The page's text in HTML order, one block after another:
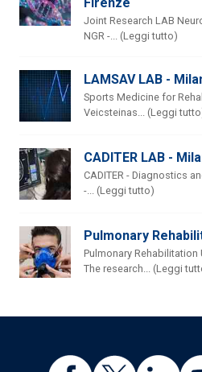
Joint Research LAB
NGR -... (Leggi tutto)
LAMSAV LAB -
Sports Medicine for
Veicsteinas... (Leggi
CADITER LAB -
CADITER - Diagnostics
-... (Leggi tutto)
Pulmonary
Pulmonary Rehabilitation
The research... (Leggi